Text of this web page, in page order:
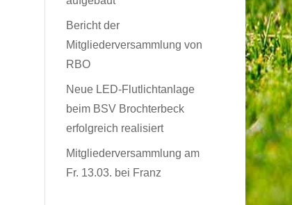
Bericht der
Mitgliederversammlung von
RBO
Neue LED-Flutlichtanlage
beim BSV Brochterbeck
erfolgreich realisiert
Mitgliederversammlung am
Fr. 13.03. bei Franz